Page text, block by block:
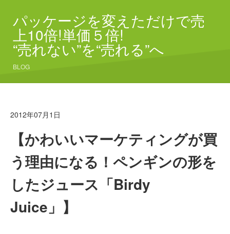
パッケージを変えただけで売
上10倍!単価５倍!
“売れない”を“売れる”へ
BLOG
2012年07月1日
【かわいいマーケティングが買
う理由になる！ペンギンの形を
したジュース「Birdy
Juice」】